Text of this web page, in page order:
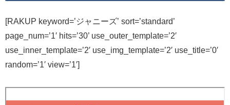
[RAKUP keyword=’ジャニーズ’ sort=’standard’
page_num=’1′ hits=’30’ use_outer_template=’2′
use_inner_template=’2′ use_img_template=’2′ use_title=’0′
random=’1′ view=’1′]